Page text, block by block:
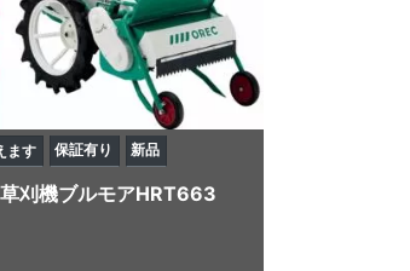
ます 保証有り 新品
草刈機ブルモアHRT663